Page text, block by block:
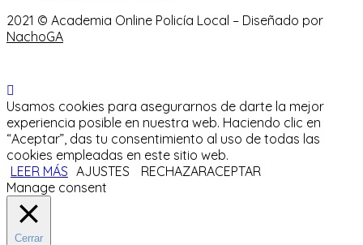
2021 © Academia Online Policía Local – Diseñado por
NachoGA
Usamos cookies para asegurarnos de darte la mejor
experiencia posible en nuestra web. Haciendo clic en
“Aceptar”, das tu consentimiento al uso de todas las
cookies empleadas en este sitio web.
LEER MÁS AJUSTES RECHAZARACEPTAR
Manage consent
Cerrar